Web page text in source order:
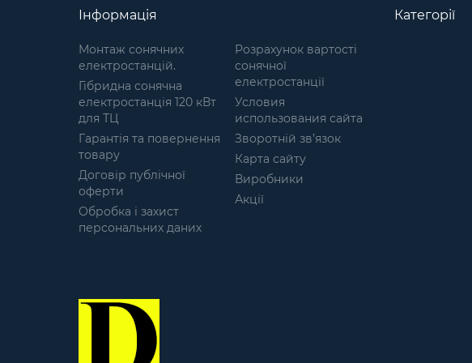
повітрі; не розкладається у
вологому середовищі;
матеріал: Спанбонд (Флізелін);
технологією виготовлення -
Laser Cut; різновид кольорів,
які підходять під більшість
місцевостей. Маскувальні
сітки широко
використовуються в даний час
і часто стають розхідним
матеріалом, тому їх ціна є
важливим фактором. Ми
являємось прямим
виробником, тому для нас
важливо тримати ціну сітки
шуршать і не видають зайвих
звуків навіть при сильному
вітрі. Легко розкладаються,
компактні у складеному
Інформація
Монтаж сонячних
електростанцій.
Гібридна сонячна
електростанція 120 кВт
для ТЦ
Гарантія та повернення
товару
Договір публічної
оферти
Обробка і захист
персональних даних
Розрахунок вартості
сонячної
електростанції
Условия
использования сайта
Зворотній зв’язок
Карта сайту
Виробники
Акції
Категорії